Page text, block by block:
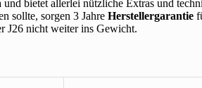
und bietet allerlei nützliche Extras und
sollte, sorgen 3 Jahre Herstellergarantie
J26 nicht weiter ins Gewicht.